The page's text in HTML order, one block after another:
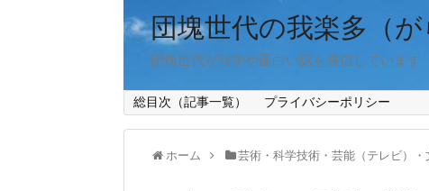
団塊世代の我楽多（
団塊世代が雑学や面白い話を発信しています
総目次（記事一覧） プライバシーポリシー
ホーム 芸術・科学技術・芸能（テレビ）・